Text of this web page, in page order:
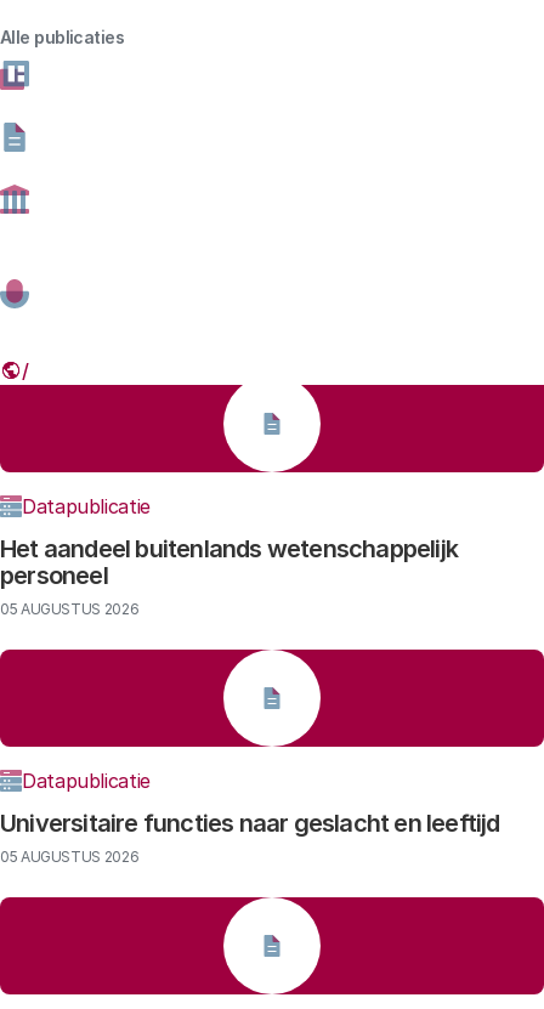
Alle publicaties
Thema
Gevonden resultaten: 1415
Het aandeel buitenlands wetenschappelijk
personeel
Datapublicatie
05 AUGUSTUS 2026
Universitaire functies naar geslacht en leeftijd
Datapublicatie
05 AUGUSTUS 2026